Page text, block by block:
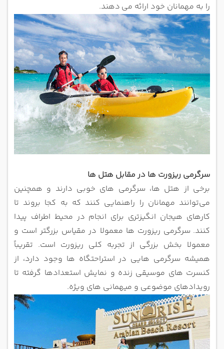
را به مهمانان خود ارائه می دهند.
سرگرمی ریزورت ها در مقابل هتل ها
برخی از هتل‌ ها، سرگرمی‌ های خوبی دارند و همچنین
می‌توانند مهمانان را راهنمایی کنند که به کجا بروند تا
کارهای هیجان‌ انگیزتری برای انجام در محیط اطراف پیدا
کنند. سرگرمی ریزورت ها معمولا در مقیاس بزرگتر است و
معمولا بخش بزرگی از تجربه کلی ریزورت است. تقریباً
همیشه سرگرمی ‌هایی در استراحتگاه‌ ها وجود دارد، از
کنسرت ‌های موسیقی زنده و نمایش استعدادها گرفته تا
رویدادهای موضوعی و میهمانی‌ های ویژه.